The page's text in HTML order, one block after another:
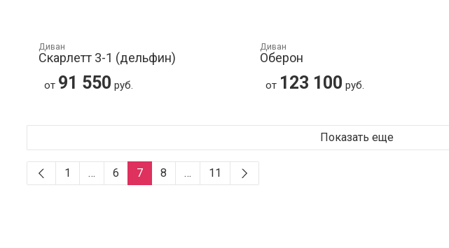
Диван
Скарлетт 3-1 (дельфин)
от 91 550 руб.
Диван
Оберон
от 123 100 руб.
Показать еще
1 … 6 7 8 … 11